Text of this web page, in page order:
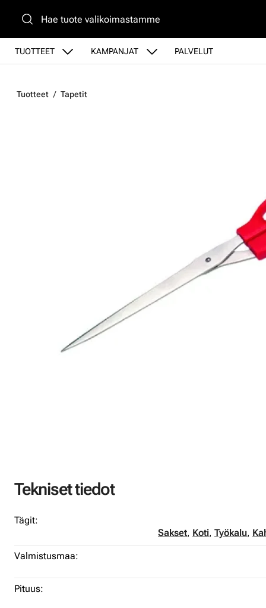
TUOTTEET KAMPANJAT PALVELUT
Tuotteet Tapetit
Tekniset tiedot
Tägit:
Sakset, Koti, Työkalu,
Valmistusmaa:
Pituus: